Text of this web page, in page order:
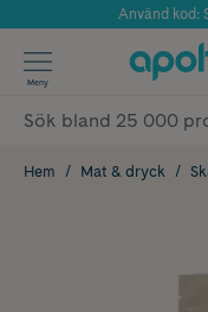
Årets
Använd kod:
✓
Meny
Hem Mat & dryck